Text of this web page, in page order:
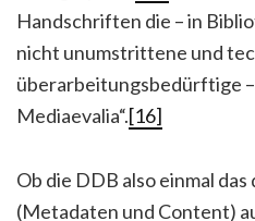
Handschriften die – in
nicht unumstrittene und
überarbeitungsbedürftige
Mediaevalia“.[16]
Ob die DDB also einmal
(Metadaten und Content)